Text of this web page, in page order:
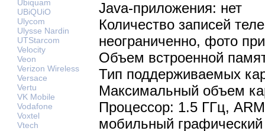
Ubiquam
UBiQUiO
Ulycom
Ulysse Nardin
UTStarcom
Velocity
Veon
Verizon Wireless
Versace
Vertu
VK Mobile
Vodafone
Voxtel
Vtech
Java-приложения: нет
Количество записей
неограниченно, фото
Объем встроенной
Тип поддерживаемых
Максимальный объем
Процессор: 1.5 ГГц,
мобильный